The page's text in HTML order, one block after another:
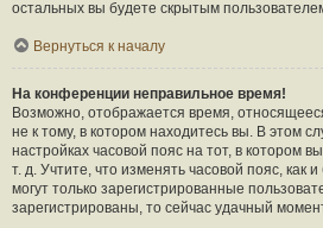
остальных вы будете скрытым
Вернуться к началу
На конференции неправильное время!
Возможно, отображается время,
не к тому, в котором находитесь вы. В этом
настройках часовой пояс на тот, в котором
т. д. Учтите, что изменять часовой пояс, как
могут только зарегистрированные
зарегистрированы, то сейчас удачный